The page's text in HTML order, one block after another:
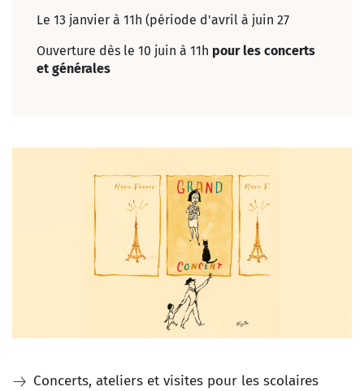
Le 13 janvier à 11h (période d'avril à juin 27
Ouverture dès le 10 juin à 11h pour les concerts
et générales
Concerts, ateliers et visites pour les scolaires